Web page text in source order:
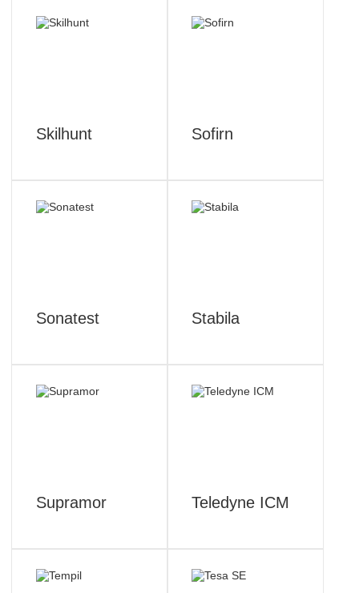
Skilhunt Sofirn
Sonatest Stabila
Supramor Teledyne ICM